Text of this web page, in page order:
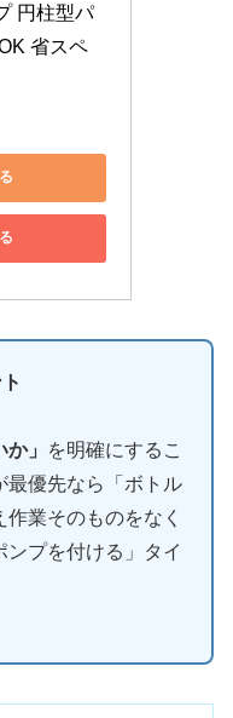
円柱型パ
省スペ
」
を明確にするこ
最優先なら「ボトル
業そのものをなく
ンプを付ける」タイ